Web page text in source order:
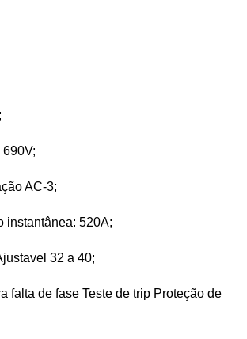
AC-3;
instantânea: 520A;
32 a 40;
falta de fase Teste de trip Proteção de